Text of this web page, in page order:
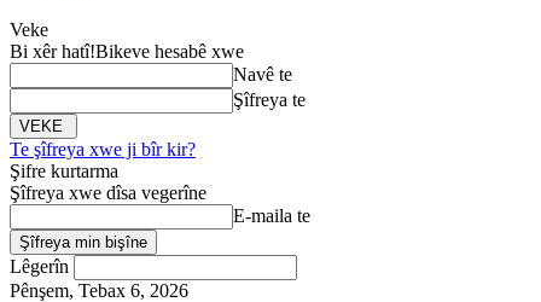
Veke
Bi xêr hatî!Bikeve hesabê xwe
Navê te
Şîfreya te
Te şîfreya xwe ji bîr kir?
Şifre kurtarma
Şîfreya xwe dîsa vegerîne
E-maila te
Lêgerîn
Pênşem, Tebax 6, 2026